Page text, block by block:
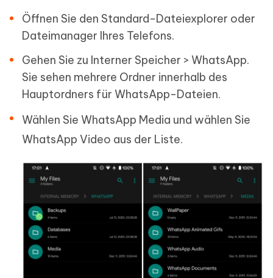
Öffnen Sie den Standard-Dateiexplorer oder
Dateimanager Ihres Telefons.
Gehen Sie zu Interner Speicher > WhatsApp.
Sie sehen mehrere Ordner innerhalb des
Hauptordners für WhatsApp-Dateien.
Wählen Sie WhatsApp Media und wählen Sie
WhatsApp Video aus der Liste.